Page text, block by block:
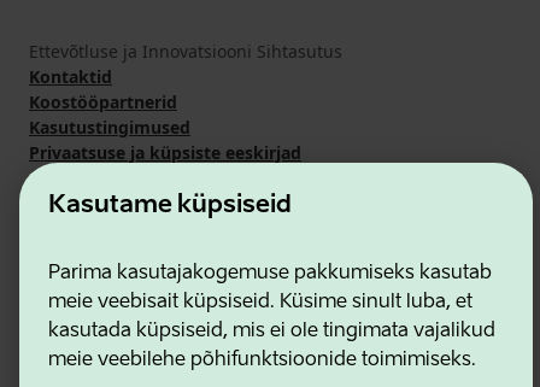
Kasutame küpsiseid
Parima kasutajakogemuse pakkumiseks kasutab
meie veebisait küpsiseid. Küsime sinult luba, et
kasutada küpsiseid, mis ei ole tingimata vajalikud
meie veebilehe põhifunktsioonide toimimiseks.
Ettevõtluse ja Innovatsiooni Sihtasutus
Kontaktid
Koostööpartnerid
Kasutustingimused
Privaatsuse ja küpsiste eeskirjad